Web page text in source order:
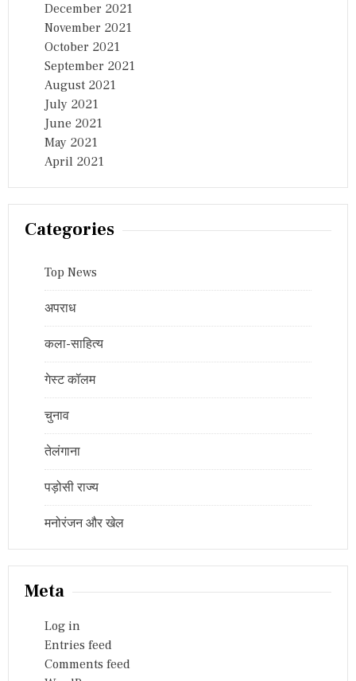
December 2021
November 2021
October 2021
September 2021
August 2021
July 2021
June 2021
May 2021
April 2021
Categories
Top News
अपराध
कला-साहित्य
गेस्ट कॉलम
चुनाव
तेलंगाना
पड़ोसी राज्य
मनोरंजन और खेल
Meta
Log in
Entries feed
Comments feed